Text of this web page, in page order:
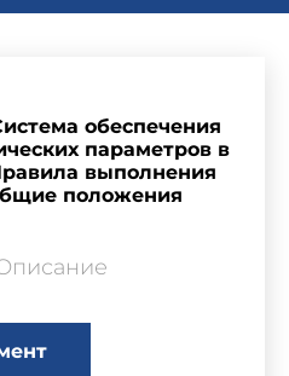
обеспечения
параметров в
выполнения
положения